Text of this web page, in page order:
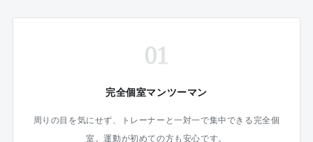
01
完全個室マンツーマン
周りの目を気にせず、トレーナーと一対一で集中できる完全個
室。運動が初めての方も安心です。